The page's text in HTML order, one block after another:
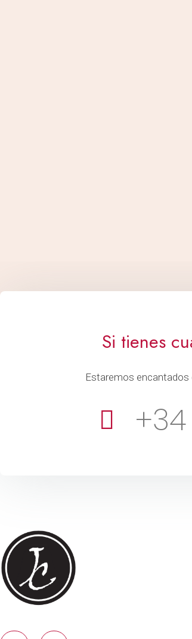
Si tienes
Estaremos